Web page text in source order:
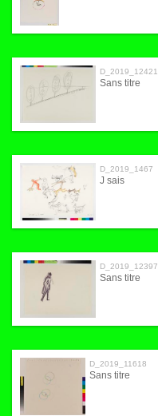
D_2019_12421
Sans titre
D_2019_1467
J sais
D_2019_12397
Sans titre
D_2019_11618
Sans titre